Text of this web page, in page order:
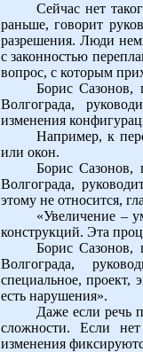
Сейчас нет
раньше, говорит
разрешения. Люди
с законностью
вопрос, с которым
Борис Сазонов,
Волгограда,
изменения
Например, к
или окон.
Борис Сазонов,
Волгограда,
этому не относится,
«Увеличение –
конструкций. Эта
Борис Сазонов,
Волгограда,
специальное, проект,
есть нарушения».
Даже если речь
сложности. Если
изменения